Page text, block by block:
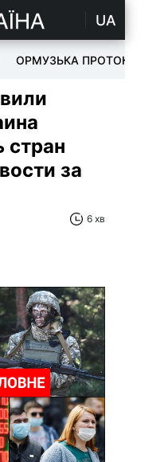
UA
ОРМУЗЬКА ПРОТОКА
стран
за
6 хв